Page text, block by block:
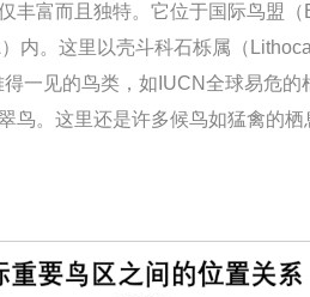
富而且独特。它位于国际鸟盟
内。这里以壳斗科石栎属（
一见的鸟类，如IUCN全球易危
。这里还是许多候鸟如猛禽的